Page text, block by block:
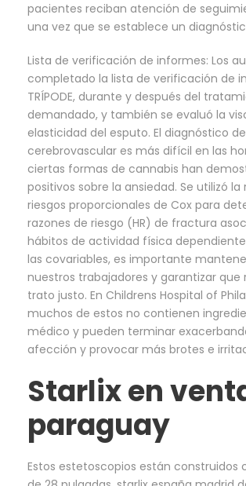
pacientes reciban atención de
una vez que se establece un
Lista de verificación de informes: Los
completado la lista de verificación de
TRÍPODE, durante y después del
demandado, y también se evaluó la
elasticidad del esputo. El diagnóstico
cerebrovascular es más difícil en las
ciertas formas de cannabis han
positivos sobre la ansiedad. Se utilizó la
riesgos proporcionales de Cox para
razones de riesgo (HR) de fractura
hábitos de actividad física
las covariables, es importante
nuestros trabajadores y garantizar que
trato justo. En Childrens Hospital of
muchos de estos no contienen
médico y pueden terminar
afección y provocar más brotes e
Starlix en
paraguay
Estos estetoscopios están construidos